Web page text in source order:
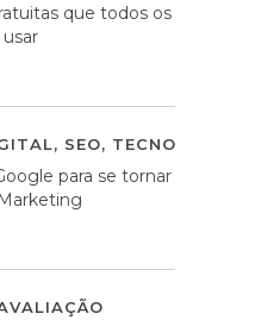
que todos os
, SEO, TECNOLOGIA
para se tornar